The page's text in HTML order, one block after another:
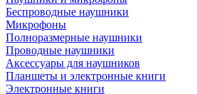
Беспроводные наушники
Микрофоны
Полноразмерные наушники
Проводные наушники
Аксессуары для наушников
Планшеты и электронные книги
Электронные книги